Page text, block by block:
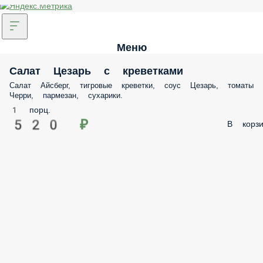
Меню
Салат Цезарь с креветками
Салат Айсберг, тигровые креветки, соус Цезарь, томаты
Черри, пармезан, сухарики.
1 порц.
520 ₽ В